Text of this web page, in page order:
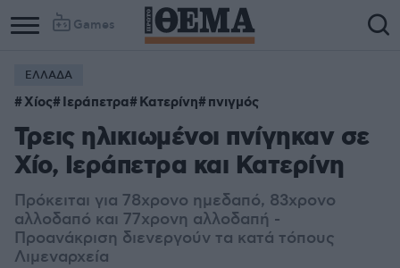
Games
ΕΛΛΑΔΑ
Χίος Ιεράπετρα Κατερίνη πνιγμός
Τρεις ηλικιωμένοι πνίγηκαν σε
Χίο, Ιεράπετρα και Κατερίνη
Πρόκειται για 78χρονο ημεδαπό, 83χρονο
αλλοδαπό και 77χρονη αλλοδαπή -
Προανάκριση διενεργούν τα κατά τόπους
Λιμεναρχεία